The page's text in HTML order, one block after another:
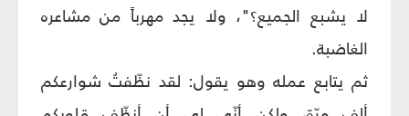
لا يشبع الجميع؟"، ولا يجد مهرباً من مشاعره
الغاضبة.
ثم يتابع عمله وهو يقول: لقد نظّفتُ شوارعكم